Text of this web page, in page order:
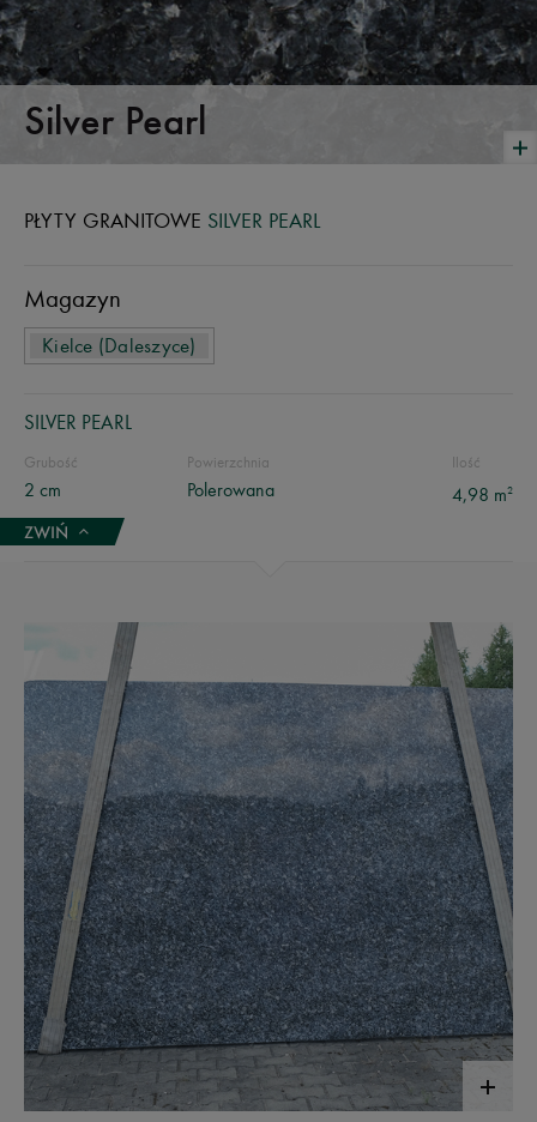
Silver Pearl
PŁYTY GRANITOWE SILVER PEARL
Magazyn
Kielce (Daleszyce)
SILVER PEARL
Grubość
2 cm
Powierzchnia
Polerowana
Ilość
4,98 m2